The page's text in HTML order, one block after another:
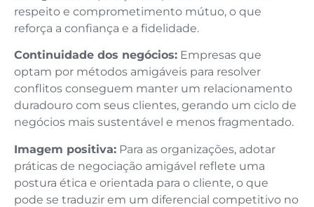
respeito e comprometimento mútuo, o que
reforça a confiança e a fidelidade.
Continuidade dos negócios: Empresas que
optam por métodos amigáveis para resolver
conflitos conseguem manter um relacionamento
duradouro com seus clientes, gerando um ciclo de
negócios mais sustentável e menos fragmentado.
Imagem positiva: Para as organizações, adotar
práticas de negociação amigável reflete uma
postura ética e orientada para o cliente, o que
pode se traduzir em um diferencial competitivo no